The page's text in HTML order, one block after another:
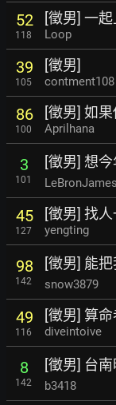
52
118
[徵男] 一
Loop
39
105
[徵男]
contment108
86
100
[徵男] 如
Aprilhana
3
101
[徵男] 想
45
127
[徵男] 找
yengting
98
142
[徵男] 能
snow3879
49
116
[徵男] 算
diveintoive
8
142
[徵男] 台
b3418